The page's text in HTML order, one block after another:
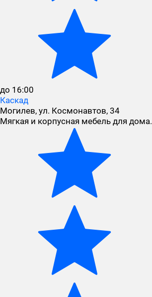
до 16:00
Каскад
Могилев, ул. Космонавтов, 34
Мягкая и корпусная мебель для дома.